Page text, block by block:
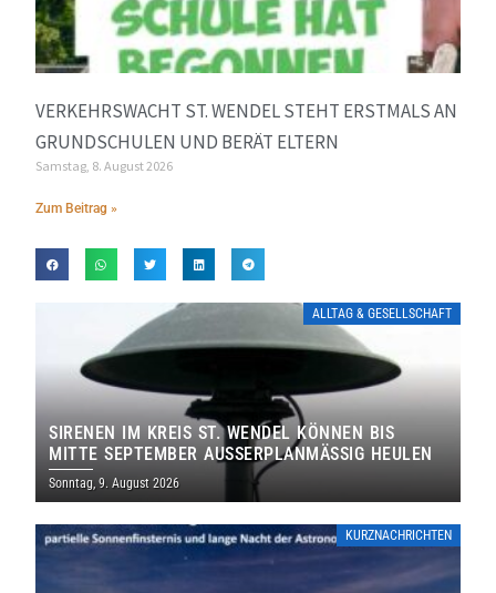
VERKEHRSWACHT ST. WENDEL STEHT ERSTMALS AN
GRUNDSCHULEN UND BERÄT ELTERN
Samstag, 8. August 2026
Zum Beitrag »
ALLTAG & GESELLSCHAFT
SIRENEN IM KREIS ST. WENDEL KÖNNEN BIS
MITTE SEPTEMBER AUSSERPLANMÄSSIG HEULEN
Sonntag, 9. August 2026
KURZNACHRICHTEN